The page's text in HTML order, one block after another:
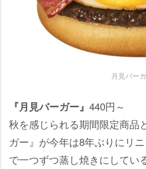
月見バー
『月見バーガー』 440円～
秋を感じられる期間限定商品
ガー』が今年は8年ぶりにリ
で一つずつ蒸し焼きにしてい